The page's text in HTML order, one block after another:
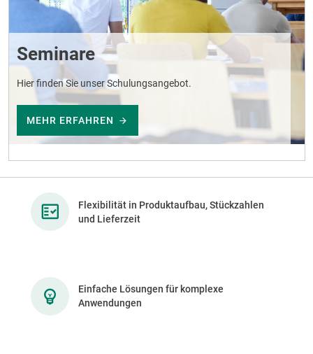
Seminare
Hier finden Sie unser Schulungsangebot.
MEHR ERFAHREN
Flexibilität in Produktaufbau, Stückzahlen
und Lieferzeit
Einfache Lösungen für komplexe
Anwendungen